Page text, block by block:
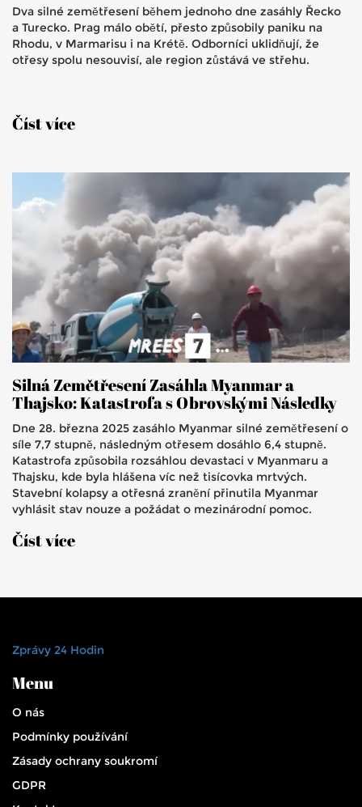
Dva silné zemětřesení během jednoho dne zasáhly Řecko
a Turecko. Prag málo obětí, přesto způsobily paniku na
Rhodu, v Marmarisu i na Krétě. Odborníci uklidňují, že
otřesy spolu nesouvisí, ale region zůstává ve střehu.
Číst více
Silná Zemětřesení Zasáhla Myanmar a
Thajsko: Katastrofa s Obrovskými Následky
Dne 28. března 2025 zasáhlo Myanmar silné zemětřesení o
síle 7,7 stupně, následným otřesem dosáhlo 6,4 stupně.
Katastrofa způsobila rozsáhlou devastaci v Myanmaru a
Thajsku, kde byla hlášena víc než tisícovka mrtvých.
Stavební kolapsy a otřesná zranění přinutila Myanmar
vyhlásit stav nouze a požádat o mezinárodní pomoc.
Číst více
Zprávy 24 Hodin
Menu
O nás
Podmínky používání
Zásady ochrany soukromí
GDPR